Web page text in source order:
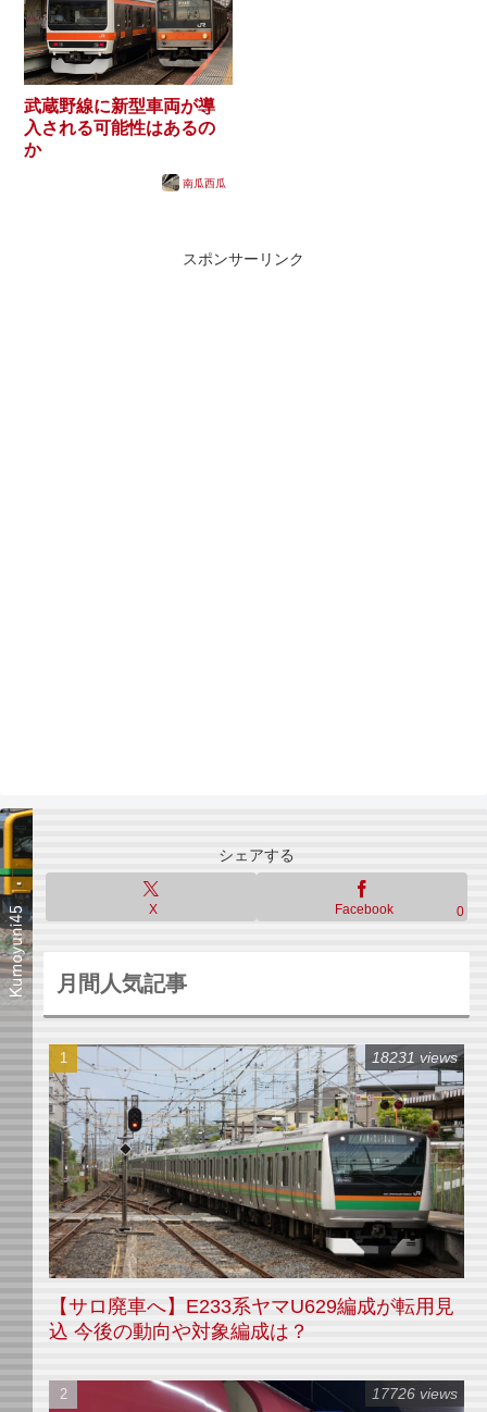
武蔵野線に新型車両が導
入される可能性はあるの
か
南瓜西瓜
スポンサーリンク
シェアする
X Facebook 0
月間人気記事
【サロ廃車へ】E233系ヤマU629編成が転用見
込 今後の動向や対象編成は？
18231 views
17726 views